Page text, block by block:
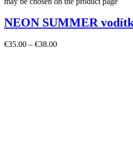
NEON SUMMER
€35.00 – €38.00